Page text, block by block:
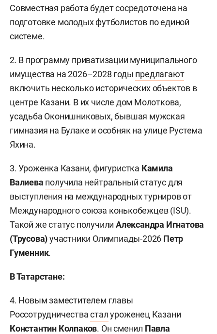
Совместная работа будет сосредоточена на
подготовке молодых футболистов по единой
системе.
2. В программу приватизации муниципального
имущества на 2026–2028 годы предлагают
включить несколько исторических объектов в
центре Казани. В их числе дом Молоткова,
усадьба Оконишниковых, бывшая мужская
гимназия на Булаке и особняк на улице Рустема
Яхина.
3. Уроженка Казани, фигуристка Камила
Валиева получила нейтральный статус для
выступления на международных турниров от
Международного союза конькобежцев (ISU).
Такой же статус получилиАлександра Игнатова
(Трусова)участники Олимпиады-2026 Петр
Гуменник.
В Татарстане:
4. Новым заместителем главы
Россотрудничествасталуроженец Казани
Константин Колпаков. Он сменил Павла